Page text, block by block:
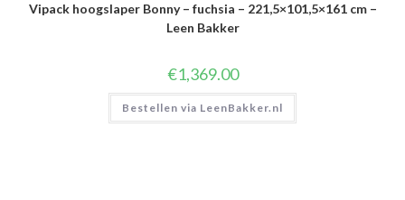
Vipack hoogslaper Bonny – fuchsia – 221,5×101,5×161 cm –
Leen Bakker
€1,369.00
Bestellen via LeenBakker.nl